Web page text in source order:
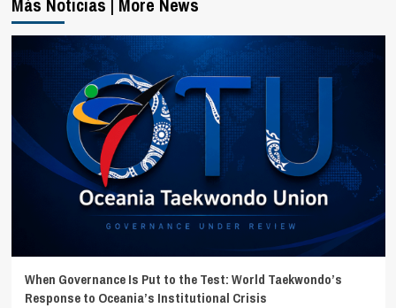
When Governance Is Put to the Test: World Taekwondo’s
Response to Oceania’s Institutional Crisis